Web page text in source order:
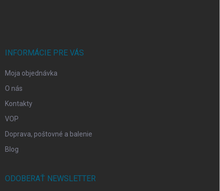
INFORMÁCIE PRE VÁS
Moja objednávka
O nás
Kontakty
VOP
Doprava, poštovné a balenie
Blog
ODOBERAŤ NEWSLETTER